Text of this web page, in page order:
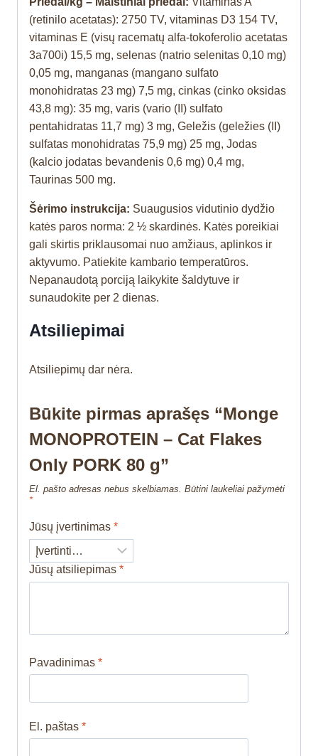
(retinilo acetatas): 2750 TV, vitaminas D3 154 TV,
vitaminas E (visų racematų alfa-tokoferolio acetatas
3a700i) 15,5 mg, selenas (natrio selenitas 0,10 mg)
0,05 mg, manganas (mangano sulfato
monohidratas 23 mg) 7,5 mg, cinkas (cinko oksidas
43,8 mg): 35 mg, varis (vario (II) sulfato
pentahidratas 11,7 mg) 3 mg, Geležis (geležies (II)
sulfatas monohidratas 75,9 mg) 25 mg, Jodas
(kalcio jodatas bevandenis 0,6 mg) 0,4 mg,
Taurinas 500 mg.
Šėrimo instrukcija: Suaugusios vidutinio dydžio
katės paros norma: 2 ½ skardinės. Katės poreikiai
gali skirtis priklausomai nuo amžiaus, aplinkos ir
aktyvumo. Patiekite kambario temperatūros.
Nepanaudotą porciją laikykite šaldytuve ir
sunaudokite per 2 dienas.
Atsiliepimai
Atsiliepimų dar nėra.
Būkite pirmas aprašęs “Monge
MONOPROTEIN – Cat Flakes
Only PORK 80 g”
El. pašto adresas nebus skelbiamas. Būtini laukeliai pažymėti
*
Jūsų įvertinimas *
Jūsų atsiliepimas *
Pavadinimas *
El. paštas *